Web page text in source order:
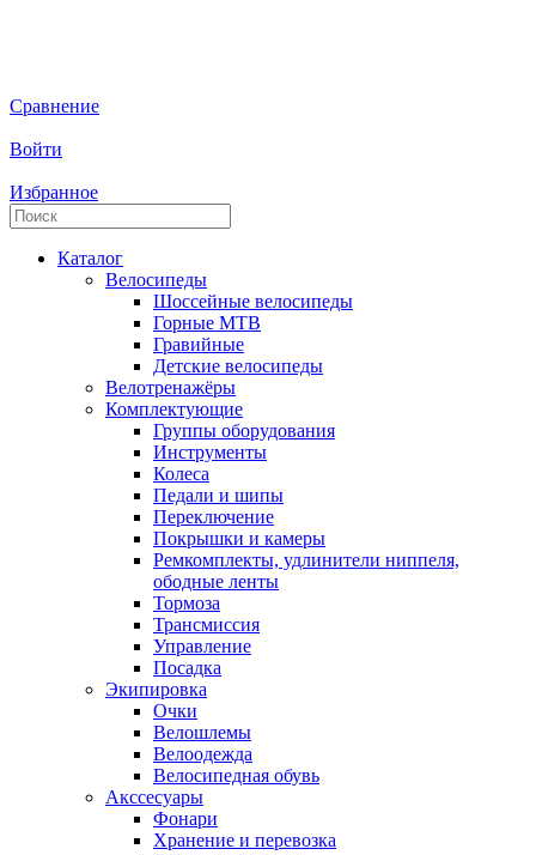
Сравнение
Войти
Избранное
Каталог
Велосипеды
Шоссейные велосипеды
Горные МTB
Гравийные
Детские велосипеды
Велотренажёры
Комплектующие
Группы оборудования
Инструменты
Колеса
Педали и шипы
Переключение
Покрышки и камеры
Ремкомплекты, удлинители ниппеля,
ободные ленты
Тормоза
Трансмиссия
Управление
Посадка
Экипировка
Очки
Велошлемы
Велоодежда
Велосипедная обувь
Акссесуары
Фонари
Хранение и перевозка